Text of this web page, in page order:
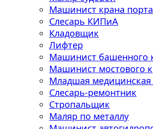
Машинист крана
Слесарь КИПиА
Кладовщик
Лифтер
Машинист башенного
Машинист мостового
Младшая медицинская
Слесарь-ремонтник
Стропальщик
Маляр по металлу